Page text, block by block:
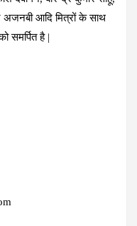
अजनबी आदि मित्रों के साथ
समर्पित है |